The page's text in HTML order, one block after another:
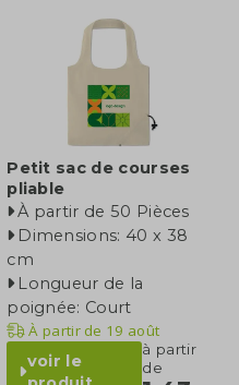
Petit sac de courses
pliable
À partir de 50 Pièces
Dimensions: 40 x 38
cm
Longueur de la
poignée: Court
À partir de 19 août
voir le
à partir
de